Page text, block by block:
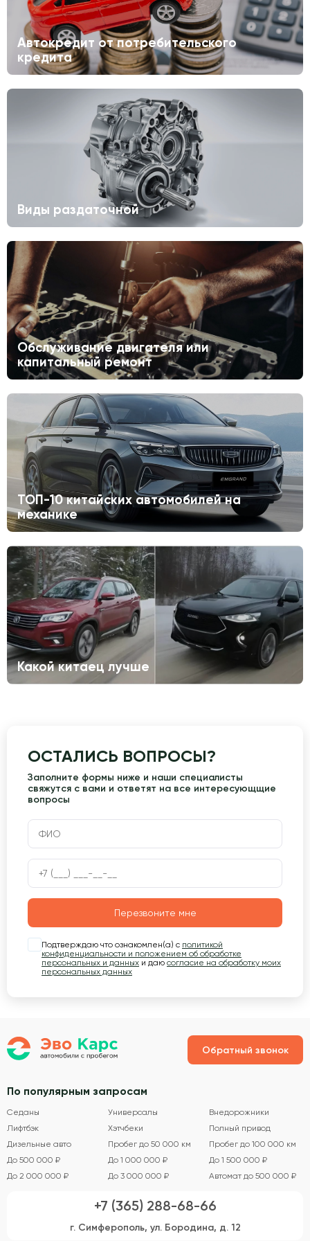
Автокредит от потребительского
кредита
Виды раздаточной
Обслуживание двигателя или
капитальный ремонт
ТОП-10 китайских автомобилей на
механике
Какой китаец лучше
ОСТАЛИСЬ ВОПРОСЫ?
Заполните формы ниже и наши специалисты
свяжутся с вами и ответят на все интересующщие
вопросы
Перезвоните мне
Подтверждаю что ознакомлен(а) с политикой
конфиденциальности и положением об обработке
персональных и данных и даю согласие на обработку моих
персональных данных
Обратный звонок
По популярным запросам
Седаны Универсалы
Внедорожники
Лифтбэк
Хэтчбеки
Полный привод
Дизельные авто
Пробег до 50 000 км
Пробег до 100 000 км
До 500 000 ₽
До 1 000 000 ₽
До 1 500 000 ₽
До 2 000 000 ₽
До 3 000 000 ₽ Автомат до 500 000 ₽
+7 (365) 288-68-66
г. Симферополь, ул. Бородина, д. 12